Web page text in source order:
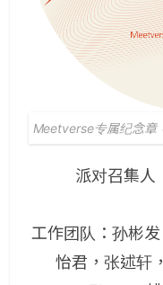
Meetverse专属纪念章
派对召集人
工作团队：孙彬
怡君，张述轩